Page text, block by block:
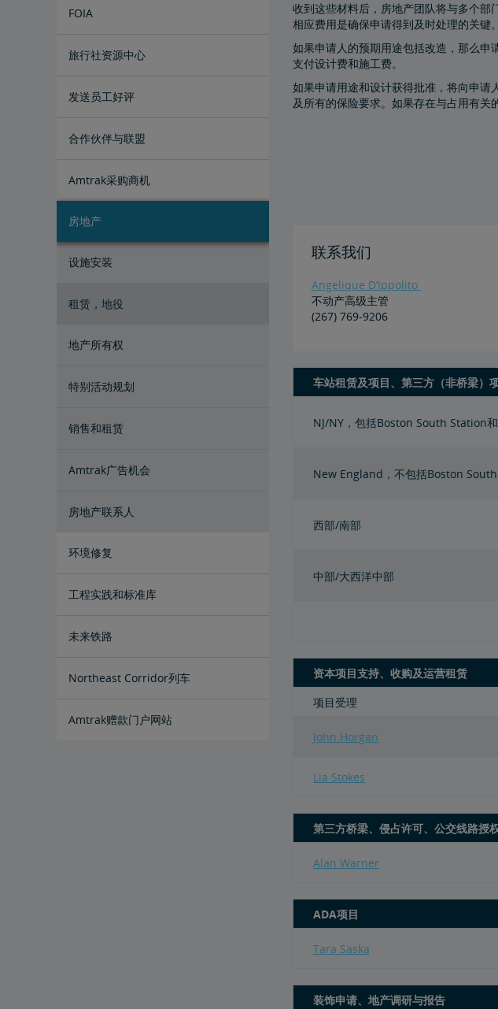
FOIA
提交FOIA请求说明
旅行社资源中心
企业旅行社
换票和退款
发送员工好评
合作伙伴与联盟
Amtrak采购商机
房地产
设施安装
租赁，地役
地产所有权
特别活动规划
销售和租赁
Amtrak广告机会
房地产联系人
环境修复
East Barracks Trenton铁路站场
New York Penn Station
Wilmington西铁路站场
Cedar Hill Hamden铁路站场
County Yard New Brunswick铁路站
工程实践和标准库
未来铁路
Amtrak Airo
新一代Acela
基础设施改造
Northeast Corridor列车
Amtrak赠款门户网站
收到这些材料后，房地产团队将与多个
相应费用是确保申请得到及时处理的关键
如果申请人的预期用途包括改造，那么申
支付设计费和施工费。
如果申请用途和设计获得批准，将向申
及所有的保险要求。如果存在与占用有关
联系我们
Angelique D’Ippolito
不动产高级主管
(267) 769-9206
车站租赁及项目、第三方（非桥梁）
NJ/NY，包括Boston South Station
New England，不包括Boston
西部/南部
中部/大西洋中部
资本项目支持、收购及运营租赁
项目受理
John Horgan
Lia Stokes
第三方桥梁、侵占许可、公交线路授
Alan Warner
ADA项目
Tara Saska
装饰申请、地产调研与报告